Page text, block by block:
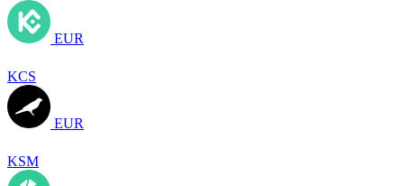
EUR
KCS
EUR
KSM